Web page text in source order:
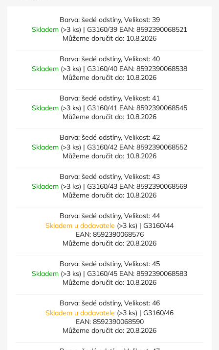
Barva: šedé odstíny, Velikost: 39
Skladem (>3 ks) | G3160/39 EAN: 8592390068521
Můžeme doručit do: 10.8.2026
Barva: šedé odstíny, Velikost: 40
Skladem (>3 ks) | G3160/40 EAN: 8592390068538
Můžeme doručit do: 10.8.2026
Barva: šedé odstíny, Velikost: 41
Skladem (>3 ks) | G3160/41 EAN: 8592390068545
Můžeme doručit do: 10.8.2026
Barva: šedé odstíny, Velikost: 42
Skladem (>3 ks) | G3160/42 EAN: 8592390068552
Můžeme doručit do: 10.8.2026
Barva: šedé odstíny, Velikost: 43
Skladem (>3 ks) | G3160/43 EAN: 8592390068569
Můžeme doručit do: 10.8.2026
Barva: šedé odstíny, Velikost: 44
Skladem u dodavatele (>3 ks) | G3160/44
EAN: 8592390068576
Můžeme doručit do: 20.8.2026
Barva: šedé odstíny, Velikost: 45
Skladem (>3 ks) | G3160/45 EAN: 8592390068583
Můžeme doručit do: 10.8.2026
Barva: šedé odstíny, Velikost: 46
Skladem u dodavatele (>3 ks) | G3160/46
EAN: 8592390068590
Můžeme doručit do: 20.8.2026